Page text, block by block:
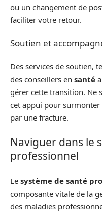
ou un changement de
faciliter votre retour.
Soutien et
Des services de soutien,
des conseillers en santé
gérer cette transition. Ne
cet appui pour surmonter
par une fracture.
Naviguer dans le
professionnel
Le système de santé
composante vitale de la
des maladies